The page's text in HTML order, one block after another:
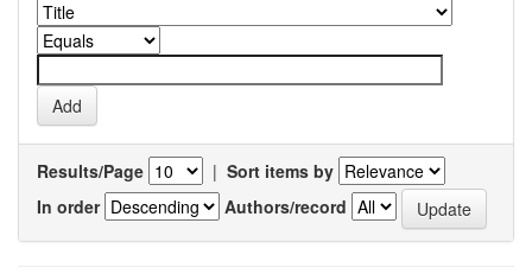
Results/Page | Sort items by
In order
Authors/record